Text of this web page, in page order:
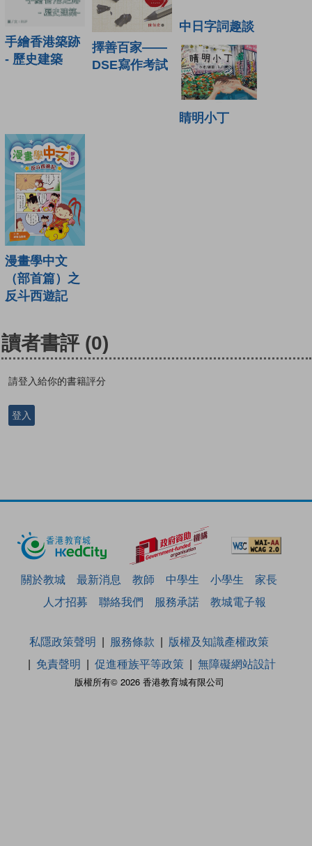
手繪香港築跡
- 歷史建築
擇善百家——
DSE寫作考試
中日字詞趣談
睛明小丁
漫畫學中文
（部首篇）之
反斗西遊記
讀者書評 (0)
請登入給你的書籍評分
登入
關於教城 最新消息 教師 中學生 小學生
家長
人才招募
聯絡我們 服務承諾 教城電子報
版權所有© 2026 香港教育城有限公司
私隱政策聲明 服務條款
版權及知識產權政策
免責聲明
促進種族平等政策 無障礙網站設計